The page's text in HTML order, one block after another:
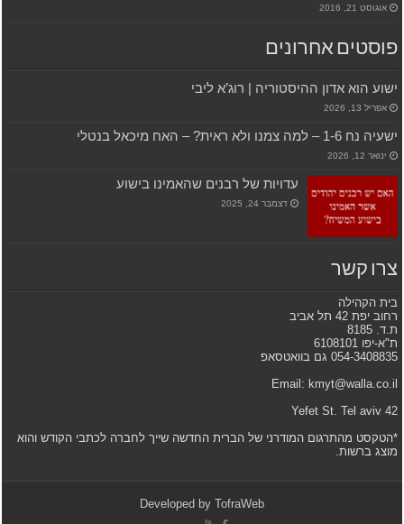
אוגוסט 21, 2016
פוסטים אחרונים
ישוע הוא אדון ההיסטוריה | רוג’א ליבי
אפריל 13, 2026
ישעיה נח 1-6 – למה צמנו ולא ראית? – האח מיכאל בנטלי
ינואר 12, 2026
עדויות של רבנים שהאמינו בישוע
דצמבר 24, 2025
צרו קשר
בית הקהילה
רחוב יפת 42 תל אביב
ת.ד. 8185
ת"א-יפו 6108101
054-3408835 גם בוואטסאפ
Email: kmyt@walla.co.il
42 Yefet St. Tel aviv
*הטקסט מהתרגום המודרני של הברית החדשה שייך לחברה לכתבי הקודש והוא
מוצג ברשות.
Developed by TofraWeb